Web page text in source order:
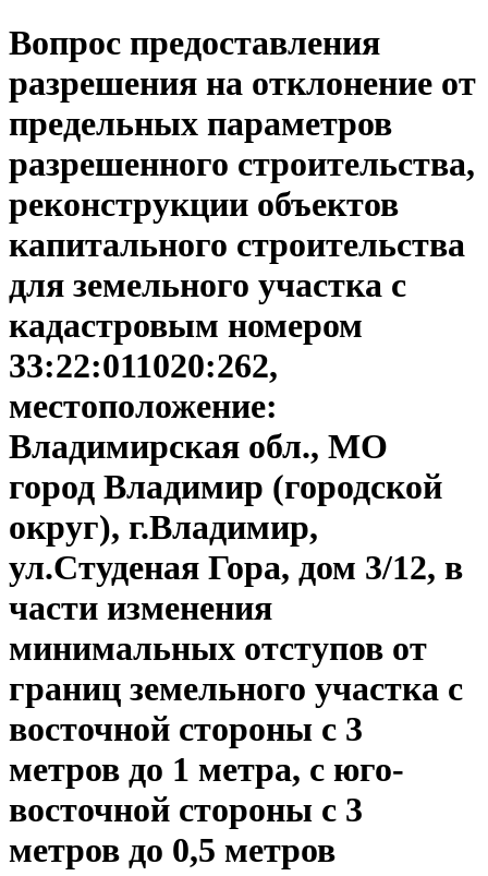
Вопрос предоставления
разрешения на отклонение от
предельных параметров
разрешенного строительства,
реконструкции объектов
капитального строительства
для земельного участка с
кадастровым номером
33:22:011020:262,
местоположение:
Владимирская обл., МО
город Владимир (городской
округ), г.Владимир,
ул.Студеная Гора, дом 3/12, в
части изменения
минимальных отступов от
границ земельного участка с
восточной стороны с 3
метров до 1 метра, с юго-
восточной стороны с 3
метров до 0,5 метров